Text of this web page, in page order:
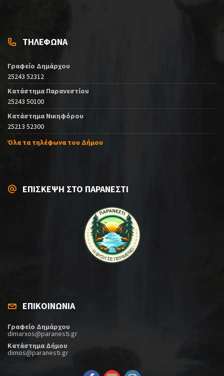
ΤΗΛΕΦΩΝΑ
Γραφείο Δημάρχου
25243 52312
Κατάστημα Παρανεστίου
25243 50100
Κατάστημα Νικηφόρου
25213 52300
Όλα τα τηλέφωνα του Δήμου
ΕΠΙΣΚΕΨΗ ΣΤΟ ΠΑΡΑΝΕΣΤΙ
ΕΠΙΚΟΙΝΩΝΙΑ
Γραφείο Δημάρχου
dimarxos@paranesti.gr
Κατάστημα Δήμου
dimos@paranesti.gr